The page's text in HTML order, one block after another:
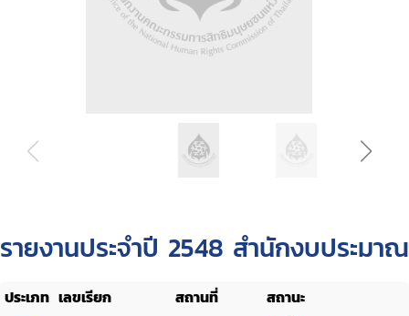
รายงานประจำปี 2548 สำนักงบประมาณ
ประเภท เลขเรียก สถานที่
สถานะ